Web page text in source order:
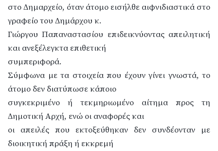
στο Δημαρχείο, όταν άτομο εισήλθε αιφνιδιαστικά στο
γραφείο του Δημάρχου κ.
Γιώργου Παπαναστασίου επιδεικνύοντας απειλητική
και ανεξέλεγκτα επιθετική
συμπεριφορά.
Σύμφωνα με τα στοιχεία που έχουν γίνει γνωστά, το
άτομο δεν διατύπωσε κάποιο
συγκεκριμένο ή τεκμηριωμένο αίτημα προς τη
Δημοτική Αρχή, ενώ οι αναφορές και
οι απειλές που εκτοξεύθηκαν δεν συνδέονταν με
διοικητική πράξη ή εκκρεμή